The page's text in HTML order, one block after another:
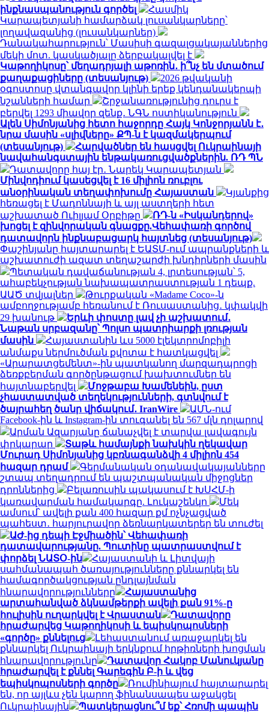
ինքնասպանություն գործել
Հասմիկ
Կարապետյանի համարձակ լուսանկարները՝
լողավազանից (լուսանկարներ)
Դանակահարություն՝ Մասիսի գազալցակայաններից
մեկի մոտ. կասկածյալը ձերբակալվել է
Կաթողիկոսը՝ մեղադրյալի աթոռին․ ի՞նչ են մտածում
քաղաքացիները (տեսանյութ)
2026 թվականի
օգոստոսը վտանգավոր կլինի երեք կենդանակերպի
նշանների համար
Շրջանառությունից դուրս է
բերվել 1293 միավոր զենք․ ՆԳՆ ոստիկանություն
Ալեն Սիմոնյանից հետո հաջորդը Հայկ Կոնջորյանն է․
նրա մասին «սլիվները» ՔՊ-ն է կազմակերպում
(տեսանյութ)
Հարվածներ են հասցվել Ուկրաինայի
նավահանգստային ենթակառուցվածքներին. ՌԴ ՊՆ
Դատավորը հայ էր․ Նարեկ Կարապետյան
Մինվոդիում կասեցվել է 16 միլիոն ռուբլու
անօրինական տեղափոխումը Հայաստան
Կյանքից
հեռացել է Մադոննայի և այլ աստղերի հետ
աշխատած Ուիլյամ Օրբիթը
ՌԴ-ն «Իսկանդերով»
խոցել է զինվորական գնացքը.Վեհափառի գործով
դատավորն ինքնաբացարկ հայտնեց (տեսանյութ)
Փաշինյանը հայտարարել է ԵԱՏՄ-ում ապրանքների և
աշխատուժի ազատ տեղաշարժի խնդիրների մասին
Պետական դավաճանության 4, լրտեսության՝ 5,
ահաբեկչության նախապատրաստության 1 դեպք.
ԱԱԾ տվյալներ
Թուրքական «Madame Coco»-ն
ամբողջությամբ հեռանում է Ռուսաստանից․ կփակվի
29 խանութ
Երևի փոստը լավ չի աշխատում․
Նաթան սրբազանը՝ Պոլսո պատրիարքի լռության
մասին
Հայաստանին ևս 5000 էլեկտրոմոբիլի
անմաքս ներմուծման քվոտա է հատկացվել
«Արարատցեմենտ»-ին պատկանող մարզադպրոցի
ձեռքբերման գործընթացում խախտումներ են
հայտնաբերվել
Մոջթաբա Խամենեին, ըստ
չհաստատված տեղեկությունների, գտնվում է
ծայրահեղ ծանր վիճակում․ IranWire
ԱՄՆ-ում
Facebook-ին և Instagram-ին տուգանել են 567 մլն դոլարով
Արման Ազարյանը ճանաչվել է տարվա լավագույն
փրկարար
Տաթև համայնքի նախկին ղեկավար
Մուրադ Սիմոնյանից կբռնագանձվի 4 միլիոն 454
հազար դրամ
Գերմանական օդանավակայանները
շտապ տեղադրում են պաշտպանական միջոցներ
դրոններից
Բելառուսին պակասում է ԽՍՀՄ-ի
կառավարման համակարգը. Լուկաշենկո
Մեկ
ամսում՝ ավելի քան 400 հազար քմ ոչնչացված
պահեստ․ հարյուրավոր ձեռնարկատերեր են տուժել
ԱԺ-ից դեպի Էջմիածին՝ Վեհափառի
դատավարությանը. Պուտինը պատրաստվում է
փորձել ՆԱՏՕ-ին
Հայաստանի և Լիտվայի
սահմանապահ ծառայությունները քննարկել են
համագործակցության ընդլայնման
հնարավորությունները
Հայաստանից
արտահանված ձկնամթերքի ավելի քան 91%-ը
հուլիսին ուղարկվել է Վրաստան
Դատավորը
հրաժարվեց Կաթողիկոսի և եպիսկոպոսների
«գործը» քննելուց
Լեհաստանում առաջարկել են
քննարկել Ուկրաինայի երկնքում հրթիռների խոցման
հնարավորությունը
Դատավոր Հակոբ Մանուկյանը
հրաժարվել է քննել Գարեգին Բ-ի և վեց
եպիսկոպոսների գործը
Ռումինիայում հայտարարել
են, որ այլևս չեն կարող ֆինանսապես աջակցել
Ուկրաինային
Պատկերացնու՞մ եք՝ Հռոմի պապին